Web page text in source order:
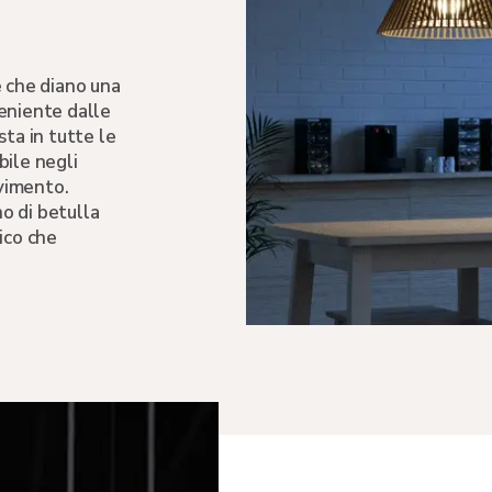
diano una
dalle
in tutte le
negli
di betulla
che